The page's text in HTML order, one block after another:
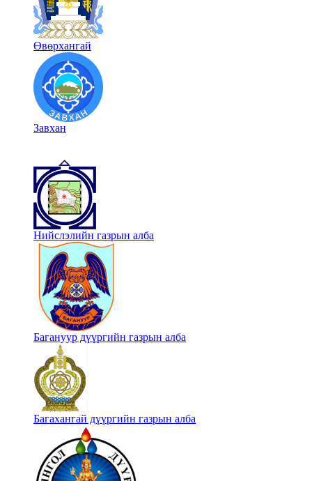
Өвөрхангай
Завхан
Нийслэлийн газрын алба
Багануур дүүргийн газрын алба
Багахангай дүүргийн газрын алба